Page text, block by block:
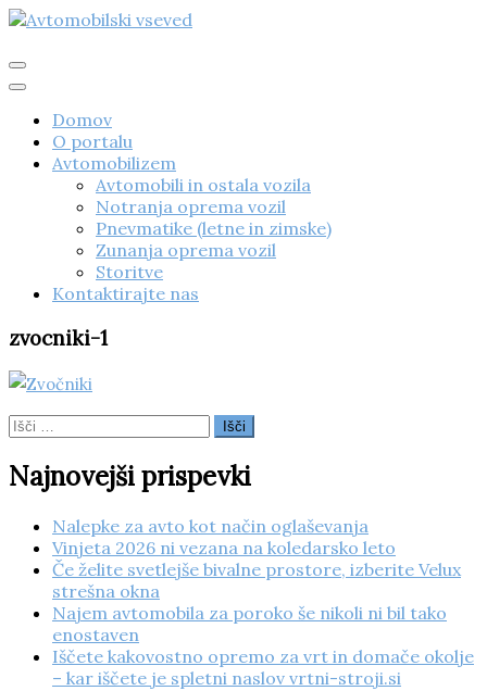
Skip
content
Avtomobilski vseved
Domov
O portalu
Avtomobilizem
Avtomobili in ostala vozila
Notranja oprema vozil
Pnevmatike (letne in zimske)
Zunanja oprema vozil
Storitve
Kontaktirajte nas
zvocniki-1
Išči:
Najnovejši prispevki
Nalepke za avto kot način oglaševanja
Vinjeta 2026 ni vezana na koledarsko leto
Če želite svetlejše bivalne prostore, izberite Velux
strešna okna
Najem avtomobila za poroko še nikoli ni bil tako
enostaven
Iščete kakovostno opremo za vrt in domače okolje
– kar iščete je spletni naslov vrtni-stroji.si